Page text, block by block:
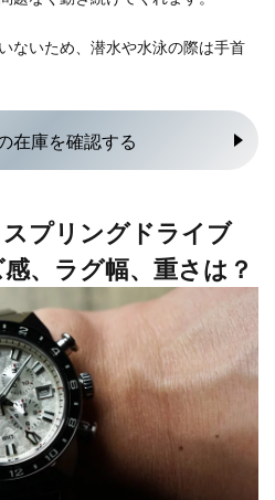
ないため、潜水や水泳の際は手首
在庫を確認する
プリングドライブ
、ラグ幅、重さは？